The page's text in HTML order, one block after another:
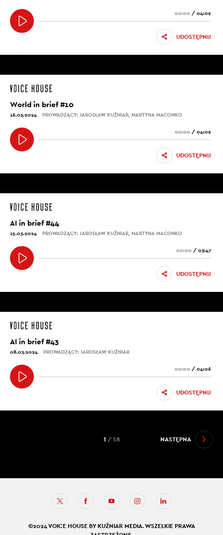
00:00 / 04:09
UDOSTĘPNIJ
World in brief #10
16.03.2024 PROWADZĄCY: JAROSŁAW KUŹNIAR, MARTYNA MACONKO
00:00 / 04:09
UDOSTĘPNIJ
AI in brief #44
15.03.2024 PROWADZĄCY: JAROSŁAW KUŹNIAR, MARTYNA MACONKO
00:00 / 03:47
UDOSTĘPNIJ
AI in brief #43
08.03.2024 PROWADZĄCY: JAROSŁAW KUŹNIAR
00:00 / 04:06
UDOSTĘPNIJ
NASTĘPNA
1 / 58
©2024 VOICE HOUSE BY KUŹNIAR MEDIA. WSZELKIE PRAWA